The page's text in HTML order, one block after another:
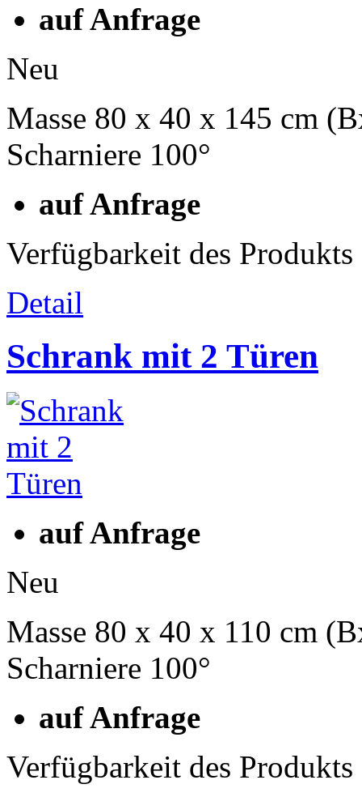
auf Anfrage
Neu
Masse 80 x 40 x 145 cm
Scharniere 100°
auf Anfrage
Verfügbarkeit des Produkts
Detail
Schrank mit 2 Türen
auf Anfrage
Neu
Masse 80 x 40 x 110 cm
Scharniere 100°
auf Anfrage
Verfügbarkeit des Produkts